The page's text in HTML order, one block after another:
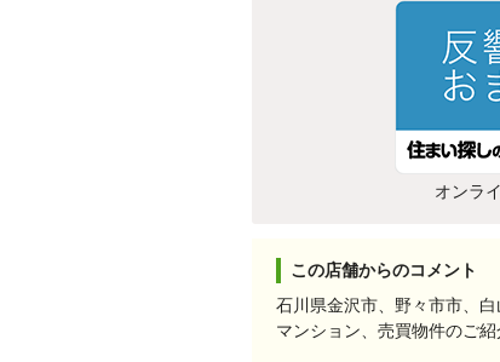
オンラ
この店舗からのコメント
石川県金沢市、野々市市、
マンション、売買物件のご紹